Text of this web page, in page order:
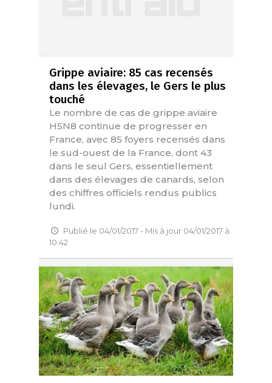
Grippe aviaire: 85 cas recensés
dans les élevages, le Gers le plus
touché
Le nombre de cas de grippe aviaire
H5N8 continue de progresser en
France, avec 85 foyers recensés dans
le sud-ouest de la France, dont 43
dans le seul Gers, essentiellement
dans des élevages de canards, selon
des chiffres officiels rendus publics
lundi.
Publié le 04/01/2017 - Mis à jour 04/01/2017 à
10:42